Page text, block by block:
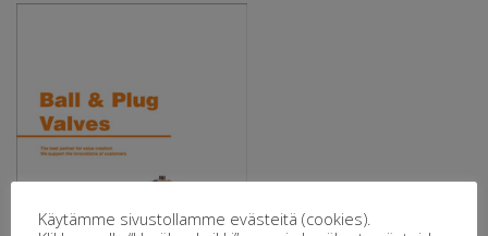
Käytämme sivustollamme evästeitä (cookies).